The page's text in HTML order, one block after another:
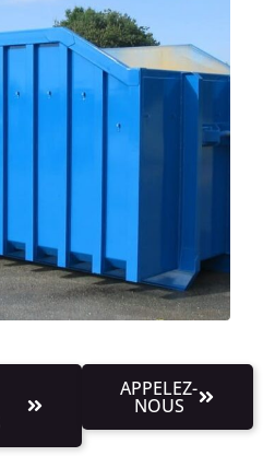
APPELEZ-
NOUS